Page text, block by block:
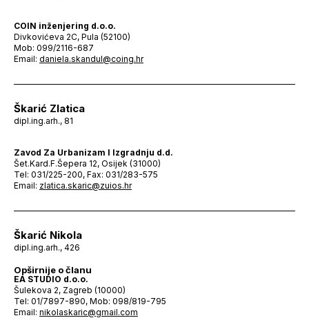
COIN inženjering d.o.o.
Divkovićeva 2C, Pula (52100)
Mob: 099/2116-687
Email: daniela.skandul@coing.hr
Škarić Zlatica
dipl.ing.arh., 81
Zavod Za Urbanizam I Izgradnju d.d.
Šet.Kard.F.Šepera 12, Osijek (31000)
Tel: 031/225-200, Fax: 031/283-575
Email: zlatica.skaric@zuios.hr
Škarić Nikola
dipl.ing.arh., 426
Opširnije o članu
EA STUDIO d.o.o.
Šulekova 2, Zagreb (10000)
Tel: 01/7897-890, Mob: 098/819-795
Email: nikolaskaric@gmail.com